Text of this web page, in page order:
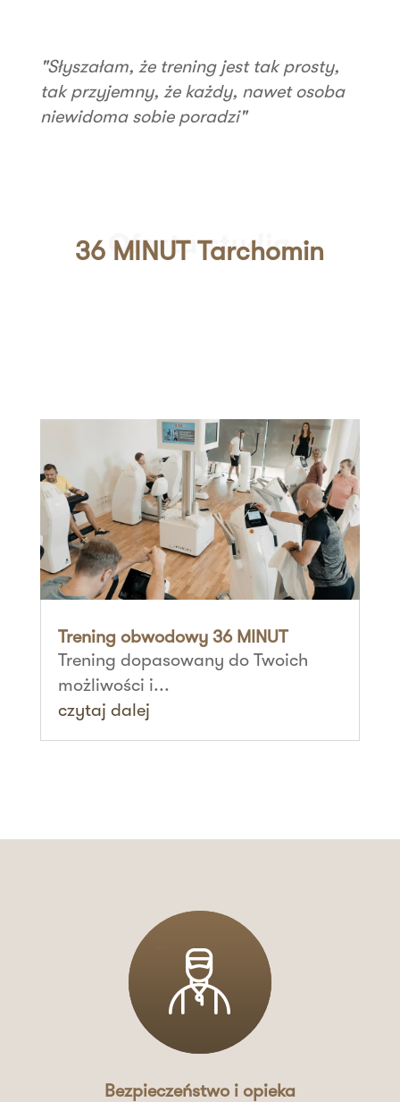
"Słyszałam, że trening jest tak prosty,
tak przyjemny, że każdy, nawet osoba
niewidoma sobie poradzi"
Oferta studia
36 MINUT Tarchomin
Trening obwodowy 36 MINUT
Trening dopasowany do Twoich
możliwości i...
czytaj dalej
Bezpieczeństwo i opieka